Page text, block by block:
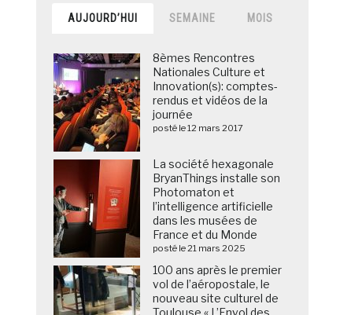
AUJOURD’HUI SEMAINE MOIS
8èmes Rencontres
Nationales Culture et
Innovation(s): comptes-
rendus et vidéos de la
journée
posté le 12 mars 2017
La société hexagonale
BryanThings installe son
Photomaton et
l’intelligence artificielle
dans les musées de
France et du Monde
posté le 21 mars 2025
100 ans après le premier
vol de l’aéropostale, le
nouveau site culturel de